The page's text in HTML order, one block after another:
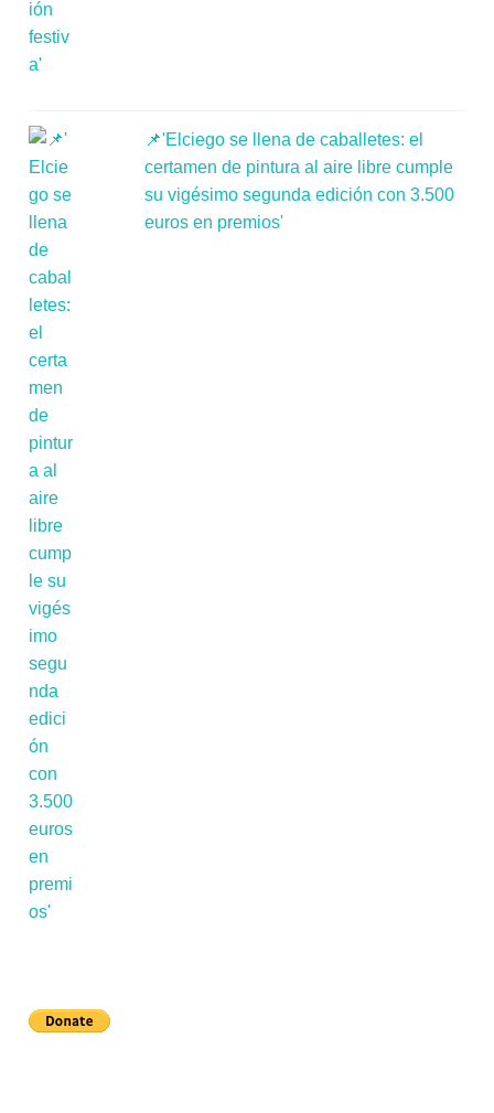
📌'Elciego se llena de caballetes: el
certamen de pintura al aire libre cumple
su vigésimo segunda edición con 3.500
euros en premios'